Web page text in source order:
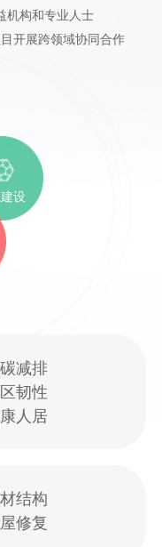
机构和专业人士
开展跨领域协同合作
设
减排
韧性
人居
结构
修复